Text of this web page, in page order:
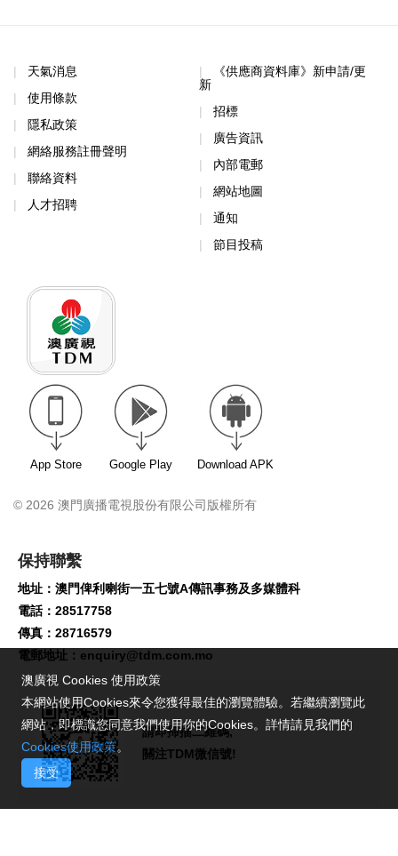
天氣消息
使用條款
隱私政策
網絡服務註冊聲明
聯絡資料
人才招聘
《供應商資料庫》新申請/更
新
招標
廣告資訊
內部電郵
網站地圖
通知
節目投稿
App Store Google Play Download APK
© 2026 澳門廣播電視股份有限公司版權所有
保持聯繫
地址：澳門俾利喇街一五七號A傳訊事務及多媒體科
電話：28517758
傳真：28716579
電郵地址： enquiry@tdm.com.mo
請即掃描二維碼,
關注TDM微信號!
澳廣視 Cookies 使用政策
本網站使用Cookies來令您獲得最佳的瀏覽體驗。若繼續瀏覽此
網站，即標識您同意我們使用你的Cookies。詳情請見我們的
Cookies使用政策。
接受